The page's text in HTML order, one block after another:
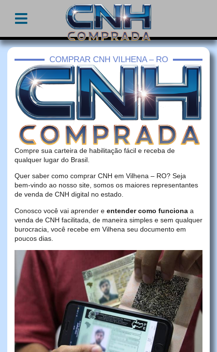
COMPRAR CNH VILHENA – RO
Compre sua carteira de habilitação fácil e receba de
qualquer lugar do Brasil.
Quer saber como comprar CNH em Vilhena – RO? Seja
bem-vindo ao nosso site, somos os maiores representantes
de venda de CNH digital no estado.
Conosco você vai aprender e entender como funciona a
venda de CNH facilitada, de maneira simples e sem qualquer
burocracia, você recebe em Vilhena seu documento em
poucos dias.